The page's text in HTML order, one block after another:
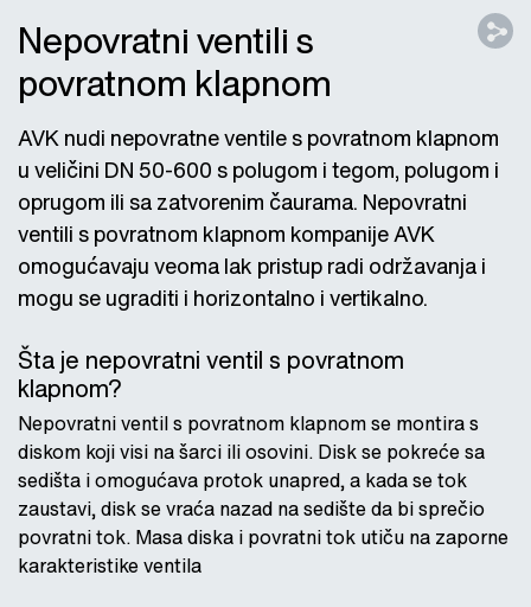
Nepovratni ventili s
povratnom klapnom
AVK nudi nepovratne ventile s povratnom klapnom
u veličini DN 50-600 s polugom i tegom, polugom i
oprugom ili sa zatvorenim čaurama. Nepovratni
ventili s povratnom klapnom kompanije AVK
omogućavaju veoma lak pristup radi održavanja i
mogu se ugraditi i horizontalno i vertikalno.
Šta je nepovratni ventil s povratnom
klapnom?
Nepovratni ventil s povratnom klapnom se montira s
diskom koji visi na šarci ili osovini. Disk se pokreće sa
sedišta i omogućava protok unapred, a kada se tok
zaustavi, disk se vraća nazad na sedište da bi sprečio
povratni tok. Masa diska i povratni tok utiču na zaporne
karakteristike ventila